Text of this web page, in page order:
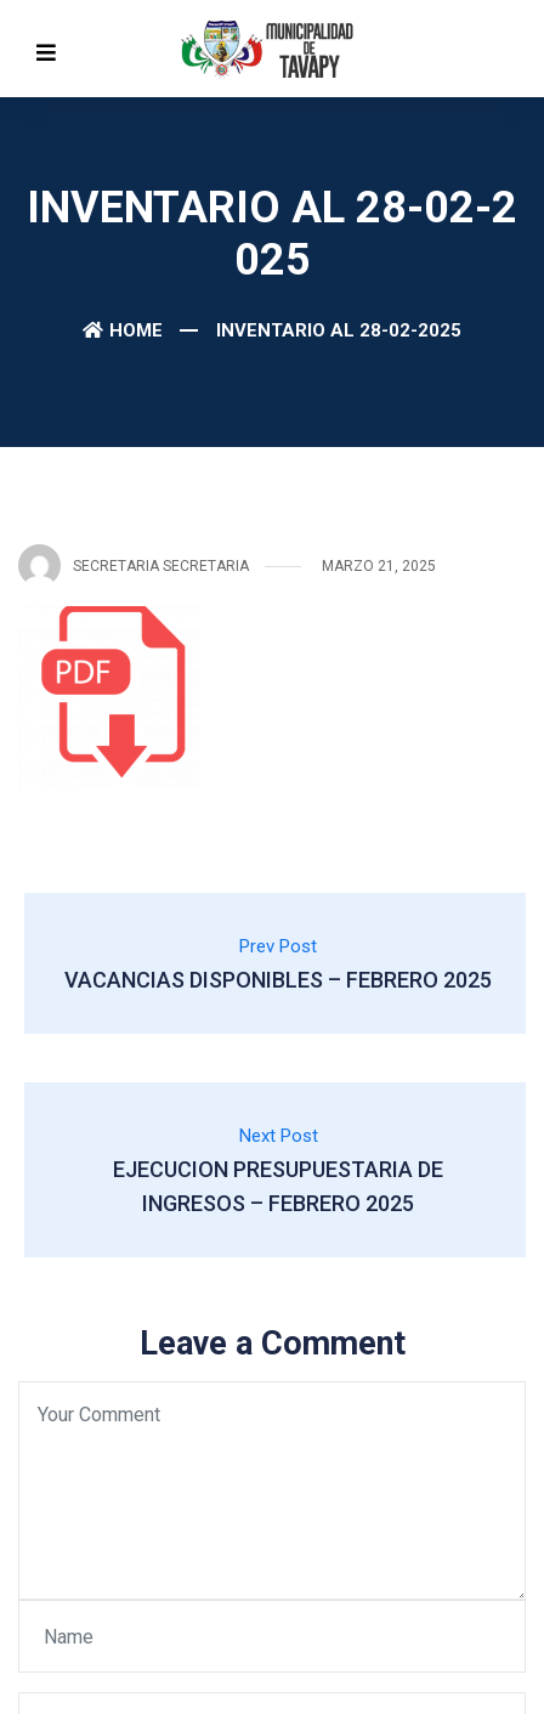
INVENTARIO AL 28-02-2
025
HOME INVENTARIO AL 28-02-2025
SECRETARIA SECRETARIA MARZO 21, 2025
Prev Post
VACANCIAS DISPONIBLES – FEBRERO 2025
Next Post
EJECUCION PRESUPUESTARIA DE
INGRESOS – FEBRERO 2025
Leave a Comment